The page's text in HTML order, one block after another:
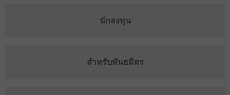
นักลงทุน
สำหรับพันธมิตร